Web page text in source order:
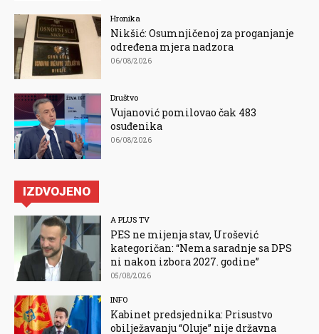
Hronika
Nikšić: Osumnjičenoj za proganjanje
određena mjera nadzora
06/08/2026
Društvo
Vujanović pomilovao čak 483
osuđenika
06/08/2026
IZDVOJENO
A PLUS TV
PES ne mijenja stav, Urošević
kategoričan: “Nema saradnje sa DPS
ni nakon izbora 2027. godine”
05/08/2026
INFO
Kabinet predsjednika: Prisustvo
obilježavanju “Oluje” nije državna